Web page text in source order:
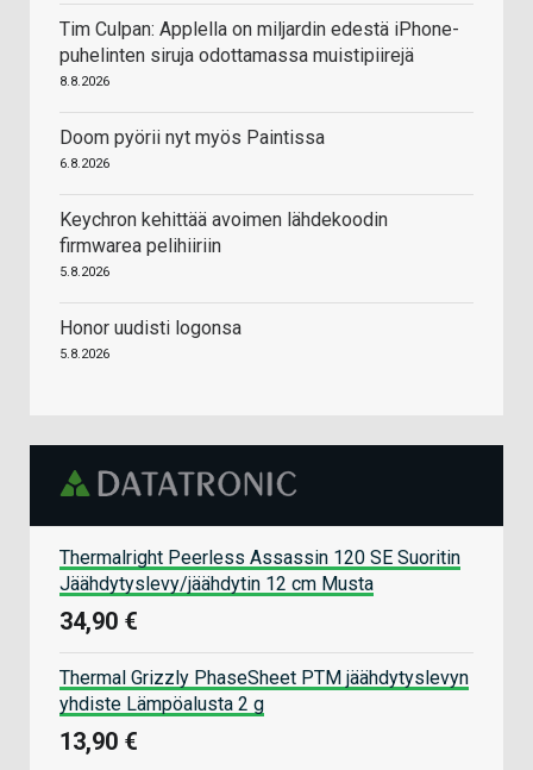
Tim Culpan: Applella on miljardin edestä iPhone-
puhelinten siruja odottamassa muistipiirejä
8.8.2026
Doom pyörii nyt myös Paintissa
6.8.2026
Keychron kehittää avoimen lähdekoodin
firmwarea pelihiiriin
5.8.2026
Honor uudisti logonsa
5.8.2026
Thermalright Peerless Assassin 120 SE Suoritin
Jäähdytyslevy/jäähdytin 12 cm Musta
34,90 €
Thermal Grizzly PhaseSheet PTM jäähdytyslevyn
yhdiste Lämpöalusta 2 g
13,90 €